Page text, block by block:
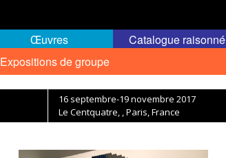
Expositions de groupe
Œuvres Catalogue raisonné
16 septembre-19 novembre 2017
Le Centquatre, , Paris, France